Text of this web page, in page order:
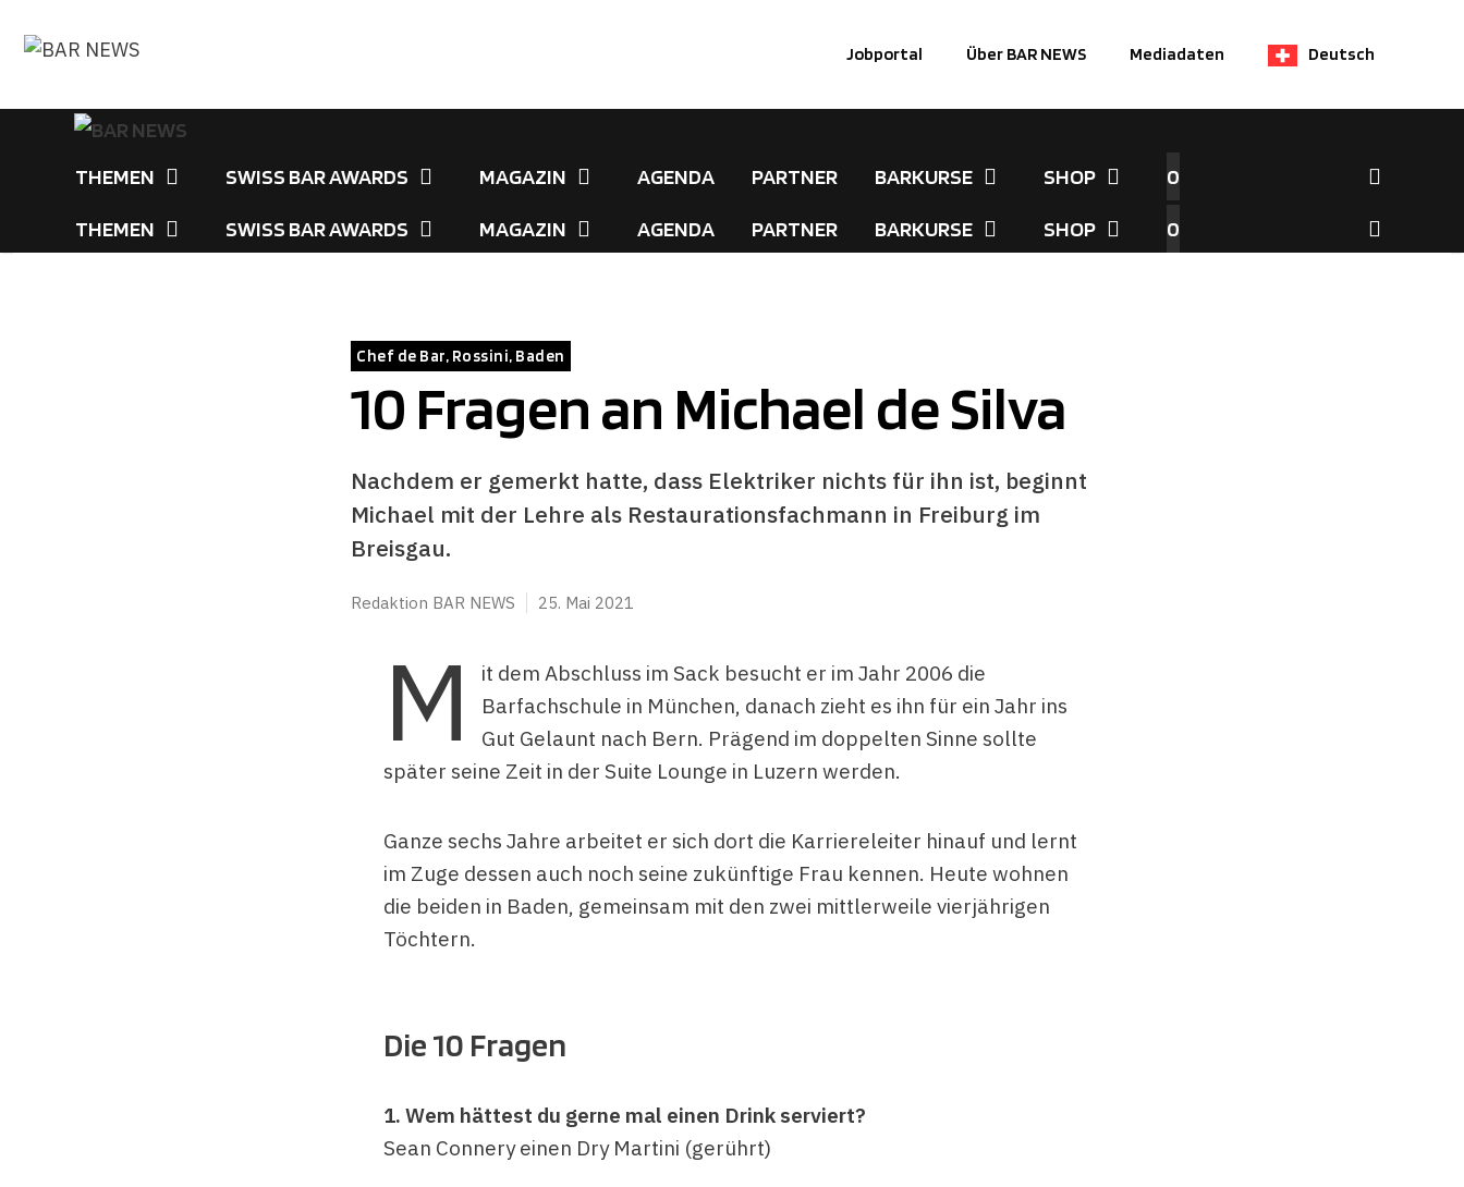
Inhalt
Jobportal Über BAR NEWS Mediadaten Deutsch
THEMEN SWISS BAR AWARDS MAGAZIN AGENDA PARTNER BARKURSE SHOP
0
THEMEN
SWISS BAR AWARDS MAGAZIN AGENDA PARTNER BARKURSE SHOP 0
Chef de Bar, Rossini, Baden
10 Fragen an Michael de Silva
Nachdem er gemerkt hatte, dass Elektriker nichts für ihn ist, beginnt
Michael mit der Lehre als Restaurationsfachmann in Freiburg im
Breisgau.
Redaktion BAR NEWS 25. Mai 2021
M
it dem Abschluss im Sack besucht er im Jahr 2006 die
Barfachschule in München, danach zieht es ihn für ein Jahr ins
Gut Gelaunt nach Bern. Prägend im doppelten Sinne sollte
später seine Zeit in der Suite Lounge in Luzern werden.
Ganze sechs Jahre arbeitet er sich dort die Karriereleiter hinauf und lernt
im Zuge dessen auch noch seine zukünftige Frau kennen. Heute wohnen
die beiden in Baden, gemeinsam mit den zwei mittlerweile vierjährigen
Töchtern.
Die 10 Fragen
1. Wem hättest du gerne mal einen Drink serviert?
Sean Connery einen Dry Martini (gerührt)